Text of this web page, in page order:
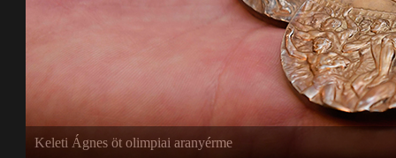
Keleti Ágnes öt olimpiai aranyérme